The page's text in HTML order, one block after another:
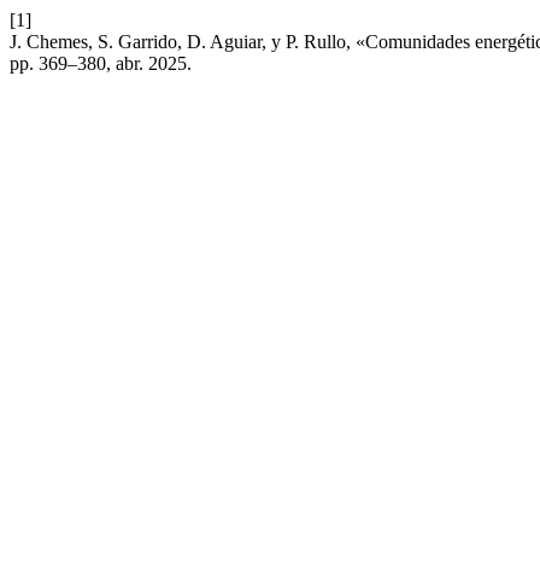
[1]
J. Chemes, S. Garrido, D. Aguiar, y P. Rullo, «Comunidades
pp. 369–380, abr. 2025.